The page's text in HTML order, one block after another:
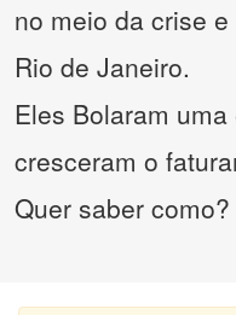
no meio da crise
Rio de Janeiro.
Eles Bolaram
cresceram o
Quer saber